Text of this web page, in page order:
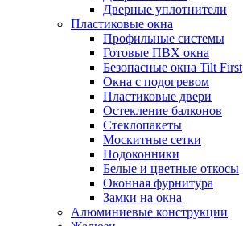
Дверные уплотнители
Пластиковые окна
Профильные системы
Готовые ПВХ окна
Безопасные окна Tilt First
Окна с подогревом
Пластиковые двери
Остекление балконов
Стеклопакеты
Москитные сетки
Подоконники
Белые и цветные откосы
Оконная фурнитура
Замки на окна
Алюминиевые конструкции